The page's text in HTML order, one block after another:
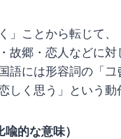
」ことから転じて
故郷・恋人などに
語には形容詞の「
しく思う」という動
的な意味）